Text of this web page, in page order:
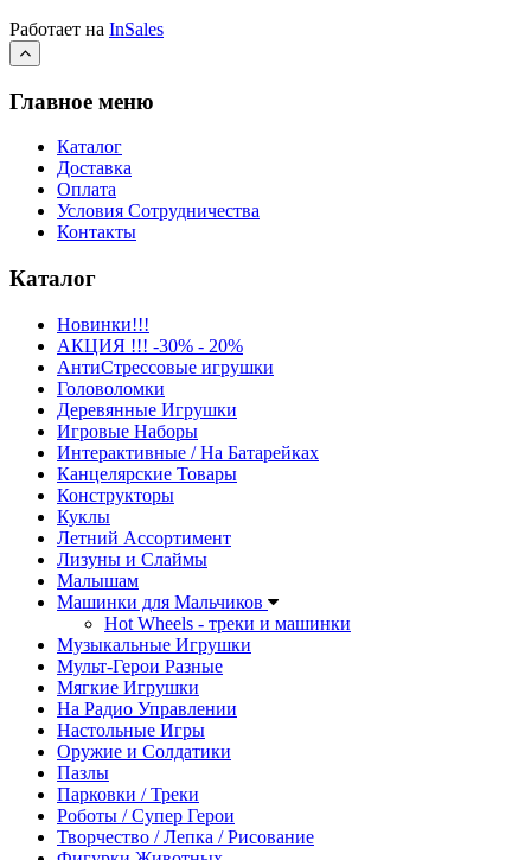
Работает на InSales
Главное меню
Каталог
Доставка
Оплата
Условия Сотрудничества
Контакты
Каталог
Новинки!!!
АКЦИЯ !!! -30% - 20%
АнтиСтрессовые игрушки
Головоломки
Деревянные Игрушки
Игровые Наборы
Интерактивные / На Батарейках
Канцелярские Товары
Конструкторы
Куклы
Летний Ассортимент
Лизуны и Слаймы
Малышам
Машинки для Мальчиков
Hot Wheels - треки и машинки
Музыкальные Игрушки
Мульт-Герои Разные
Мягкие Игрушки
На Радио Управлении
Настольные Игры
Оружие и Солдатики
Пазлы
Парковки / Треки
Роботы / Супер Герои
Творчество / Лепка / Рисование